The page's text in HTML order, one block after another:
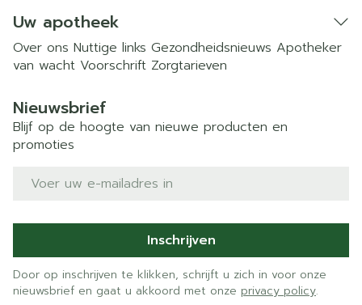
Uw apotheek
Over ons Nuttige links Gezondheidsnieuws Apotheker
van wacht Voorschrift Zorgtarieven
Nieuwsbrief
Blijf op de hoogte van nieuwe producten en
promoties
E-mail adres
Inschrijven
Door op inschrijven te klikken, schrijft u zich in voor onze
nieuwsbrief en gaat u akkoord met onze privacy policy.